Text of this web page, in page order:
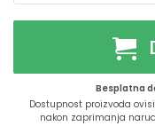
Besplatna
Dostupnost proizvoda
nakon zaprimanja